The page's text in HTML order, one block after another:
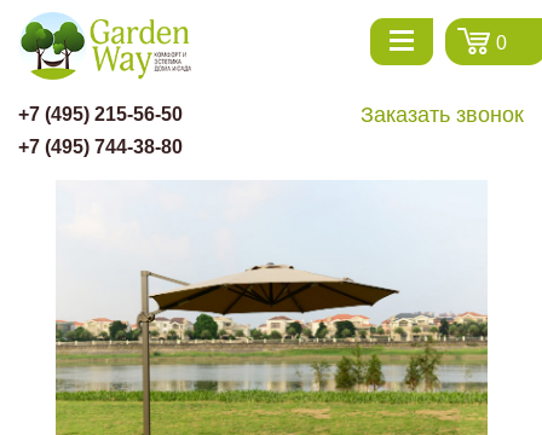
+7 (495) 215-56-50
+7 (495) 744-38-80
Заказать звонок
0